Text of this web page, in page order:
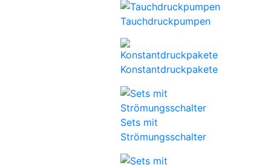
Tauchdruckpumpen
Konstantdruckpakete
Sets mit
Strömungsschalter